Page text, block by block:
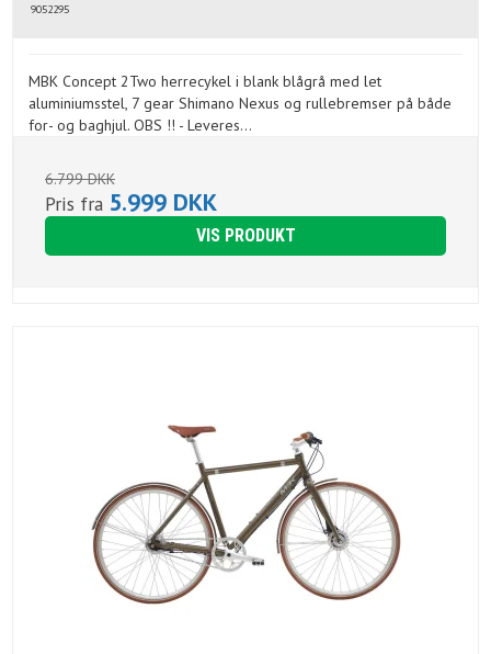
9052295
MBK Concept 2Two herrecykel i blank blågrå med let
aluminiumsstel, 7 gear Shimano Nexus og rullebremser på både
for- og baghjul. OBS !! - Leveres...
6.799 DKK
Pris fra 5.999 DKK
VIS PRODUKT